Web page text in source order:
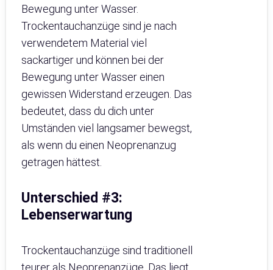
Bewegung unter Wasser.
Trockentauchanzüge sind je nach
verwendetem Material viel
sackartiger und können bei der
Bewegung unter Wasser einen
gewissen Widerstand erzeugen. Das
bedeutet, dass du dich unter
Umständen viel langsamer bewegst,
als wenn du einen Neoprenanzug
getragen hättest.
Unterschied #3:
Lebenserwartung
Trockentauchanzüge sind traditionell
teurer als Neoprenanzüge. Das liegt